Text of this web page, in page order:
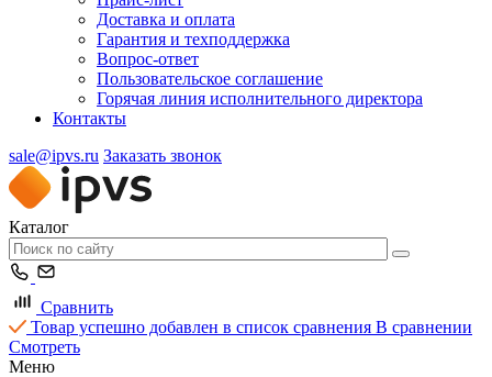
Доставка и оплата
Гарантия и техподдержка
Вопрос-ответ
Пользовательское соглашение
Горячая линия исполнительного директора
Контакты
sale@ipvs.ru Заказать звонок
Каталог
Сравнить
Товар успешно добавлен в список сравнения В сравнении
Смотреть
Меню